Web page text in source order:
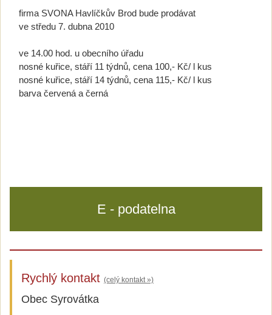
firma SVONA Havlíčkův Brod bude prodávat
ve středu 7. dubna 2010
ve 14.00 hod. u obecního úřadu
nosné kuřice, stáří 11 týdnů, cena 100,- Kč/ l kus
nosné kuřice, stáří 14 týdnů, cena 115,- Kč/ l kus
barva červená a černá
E - podatelna
Rychlý kontakt (celý kontakt »)
Obec Syrovátka